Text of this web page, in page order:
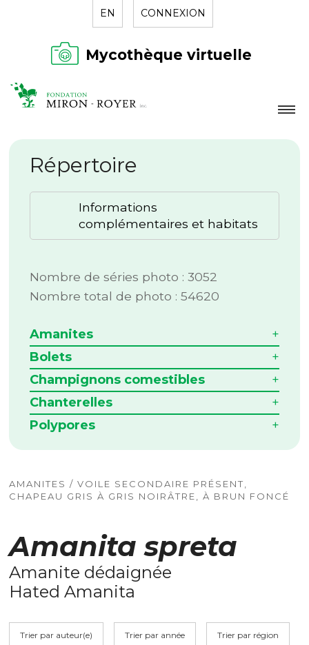
EN CONNEXION
Mycothèque virtuelle
LA FONDATION
NOUVELLES
RÉPERTOIRE
Répertoire
Informations
complémentaires et habitats
Nombre de séries photo : 3052
Nombre total de photo : 54620
Amanites
Bolets
Champignons comestibles
Chanterelles
Polypores
AMANITES / VOILE SECONDAIRE PRÉSENT,
CHAPEAU GRIS À GRIS NOIRÂTRE, À BRUN FONCÉ
Amanita spreta
Amanite dédaignée
Hated Amanita
Trier par auteur(e) Trier par année Trier par région